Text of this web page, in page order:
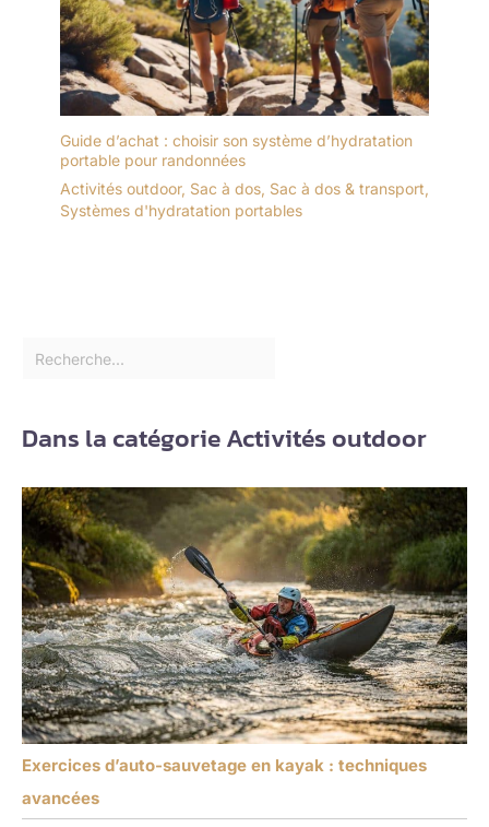
Guide d’achat : choisir son système d’hydratation
portable pour randonnées
Activités outdoor, Sac à dos, Sac à dos & transport,
Systèmes d'hydratation portables
Dans la catégorie Activités outdoor
Exercices d’auto-sauvetage en kayak : techniques
avancées